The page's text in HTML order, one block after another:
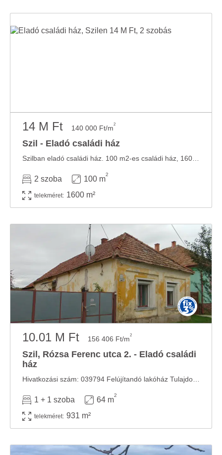
14 M Ft 140 000 Ft/m2
Szil - Eladó családi ház
2 szoba 100 m
2
telekméret: 1600 m²
10.01 M Ft 156 406 Ft/m2
Szil, Rózsa Ferenc utca 2. - Eladó családi
ház
1 + 1 szoba 64 m
2
telekméret: 931 m²